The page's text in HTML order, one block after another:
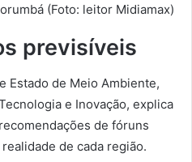
(Foto: leitor Midiamax)
previsíveis
Estado de Meio Ambiente,
e Inovação, explica
de fóruns
de cada região.